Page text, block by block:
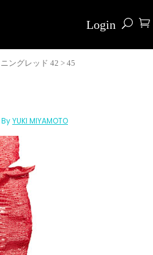
Login
ングレッド 42 > 45
ByYUKI MIYAMOTO